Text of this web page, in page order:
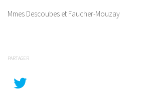
Mmes Descoubes et Faucher-Mouzay
PARTAGER